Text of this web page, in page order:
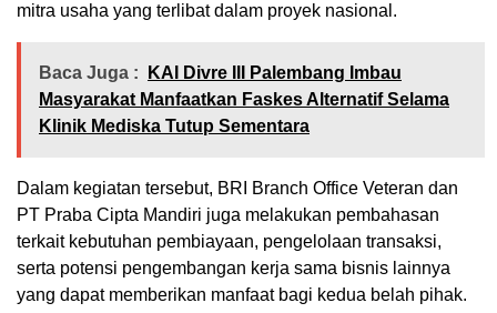
mitra usaha yang terlibat dalam proyek nasional.
Baca Juga :
KAI Divre III Palembang Imbau
Masyarakat Manfaatkan Faskes Alternatif Selama
Klinik Mediska Tutup Sementara
Dalam kegiatan tersebut, BRI Branch Office Veteran dan
PT Praba Cipta Mandiri juga melakukan pembahasan
terkait kebutuhan pembiayaan, pengelolaan transaksi,
serta potensi pengembangan kerja sama bisnis lainnya
yang dapat memberikan manfaat bagi kedua belah pihak.